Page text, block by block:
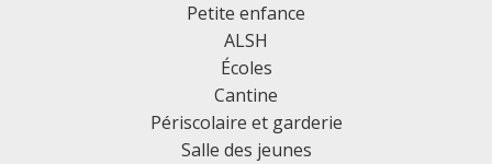
Petite enfance
ALSH
Écoles
Cantine
Périscolaire et garderie
Salle des jeunes